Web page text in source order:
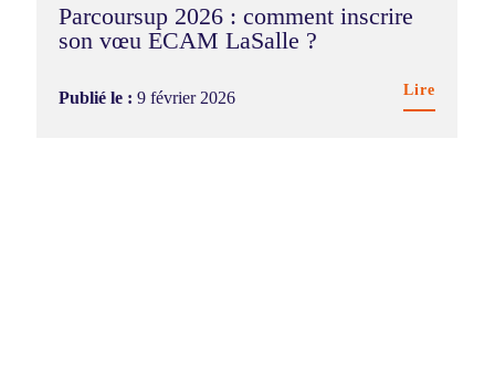
Parcoursup 2026 : comment inscrire
son vœu ECAM LaSalle ?
Publié le :9 février 2026 Lire